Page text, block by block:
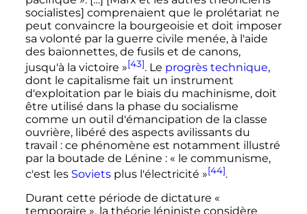
socialistes] comprenaient que le prolétariat ne
peut convaincre la bourgeoisie et doit imposer
sa volonté par la guerre civile menée, à l'aide
des baïonnettes, de fusils et de canons,
jusqu'à la victoire »[43]. Le progrès technique,
dont le capitalisme fait un instrument
d'exploitation par le biais du machinisme, doit
être utilisé dans la phase du socialisme
comme un outil d'émancipation de la classe
ouvrière, libéré des aspects avilissants du
travail : ce phénomène est notamment illustré
par la boutade de Lénine : « le communisme,
c'est les Sovietsplus l'électricité »[44].
Durant cette période de dictature «
temporaire », la théorie léniniste considère